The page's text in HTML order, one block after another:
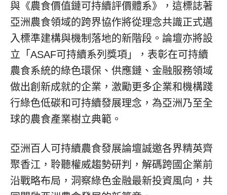
與《農食價值鏈可持續評價體系》，這標誌著
亞洲農食領域的跨界協作將從理念共識正式邁
入標準建構與機制落地的新階段。論壇亦將設
立「ASAF可持續系列獎項」，表彰在可持續
農食系統的綠色環保、供應鏈、金融服務領域
做出創新成就的企業，激勵更多企業和機構踐
行綠色低碳和可持續發展理念，為亞洲乃至全
球的農食產業樹立典範。
亞洲百人可持續農食發展論壇誠邀各界精英齊
聚香江，聆聽權威趨勢研判，解碼跨國企業前
沿戰略布局，洞察綠色金融最新投資風向，共